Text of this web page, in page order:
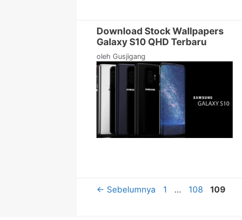
Download Stock Wallpapers
Galaxy S10 QHD Terbaru
oleh Gusjigang
← Sebelumnya Halaman
1 … Halaman
108 Halaman
109